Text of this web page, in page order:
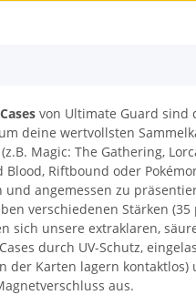
von Ultimate Guard sind
deine wertvollsten
Magic: The Gathering,
Blood, Riftbound oder
und angemessen zu
verschiedenen Stärken (35
sich unsere extraklaren,
durch UV-Schutz,
der Karten lagern kontaktlos)
aus.